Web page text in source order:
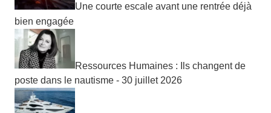
Une courte escale avant une rentrée déjà
bien engagée
Ressources Humaines : Ils changent de
poste dans le nautisme - 30 juillet 2026